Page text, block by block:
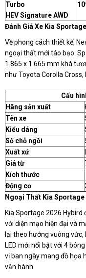
Turbo
HEV Signature AWD
Đánh Giá Xe Kia
Về phong cách thiết kế,
ngoại thất mới táo bạo.
1.865 x 1.665 mm khá
nhưToyota Corolla Cross,
Cấu
Hãng sản xuất
Tên xe
Kiểu dáng
Số chỗ ngồi
Xuất xứ
Giá từ
Kích thước
Động cơ
Ngoại Thất Kia Sportage
Kia Sportage 2026 Hybird
với diện mạo hiện đại và
lại theo hướng vuông
LED mới nổi bật với 4
vị ban ngày mang đồ họa
vận hành.